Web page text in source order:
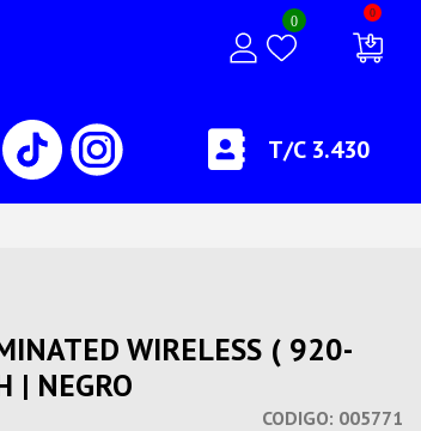
0
0
T/C 3.430
WIRELESS ( 920-
| NEGRO
CODIGO: 005771